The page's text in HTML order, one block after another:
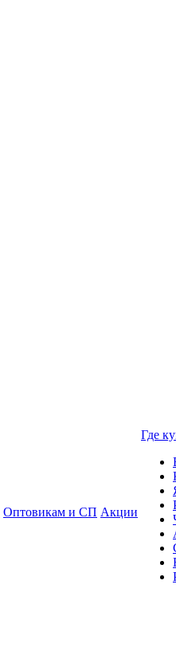
Оптовикам и СП Акции
Где